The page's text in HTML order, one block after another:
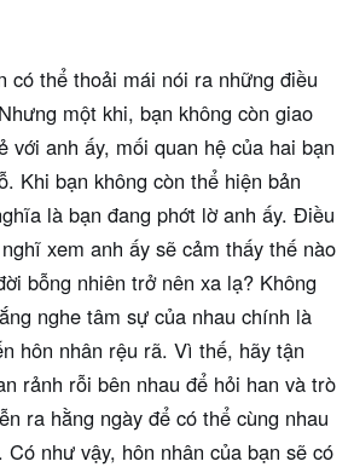
có thể thoải mái nói ra những điều
một khi, bạn không còn giao
với anh ấy, mối quan hệ của hai bạn
Khi bạn không còn thể hiện bản
là bạn đang phớt lờ anh ấy. Điều
xem anh ấy sẽ cảm thấy thế nào
bỗng nhiên trở nên xa lạ? Không
nghe tâm sự của nhau chính là
hôn nhân rệu rã. Vì thế, hãy tận
rảnh rỗi bên nhau để hỏi han và trò
ra hằng ngày để có thể cùng nhau
như vậy, hôn nhân của bạn sẽ có